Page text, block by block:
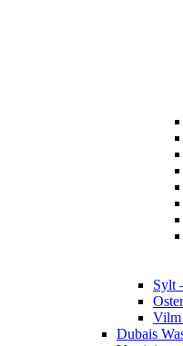
Sylt
Vilm
Dubais